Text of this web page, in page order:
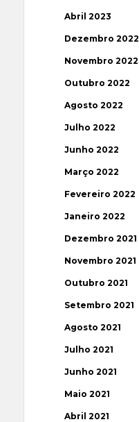
Abril 2023
Dezembro 2022
Novembro 2022
Outubro 2022
Agosto 2022
Julho 2022
Junho 2022
Março 2022
Fevereiro 2022
Janeiro 2022
Dezembro 2021
Novembro 2021
Outubro 2021
Setembro 2021
Agosto 2021
Julho 2021
Junho 2021
Maio 2021
Abril 2021